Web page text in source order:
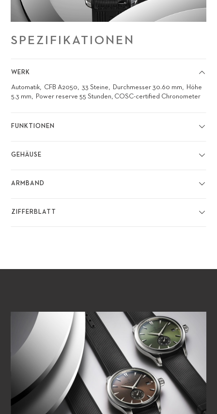
SPEZIFIKATIONEN
WERK
Automatik CFB A2050 33 Steine Durchmesser 30.60 mm
Höhe
5.3 mm
Power reserve 55 Stunden, COSC-certified Chronometer
FUNKTIONEN
GEHÄUSE
ARMBAND
ZIFFERBLATT
VIDEO ABSPIELEN